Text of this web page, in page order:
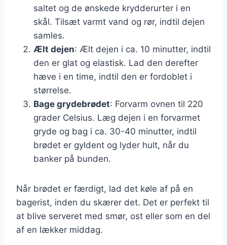
saltet og de ønskede krydderurter i en
skål. Tilsæt varmt vand og rør, indtil dejen
samles.
Ælt dejen: Ælt dejen i ca. 10 minutter, indtil
den er glat og elastisk. Lad den derefter
hæve i en time, indtil den er fordoblet i
størrelse.
Bage grydebrødet: Forvarm ovnen til 220
grader Celsius. Læg dejen i en forvarmet
gryde og bag i ca. 30-40 minutter, indtil
brødet er gyldent og lyder hult, når du
banker på bunden.
Når brødet er færdigt, lad det køle af på en
bagerist, inden du skærer det. Det er perfekt til
at blive serveret med smør, ost eller som en del
af en lækker middag.